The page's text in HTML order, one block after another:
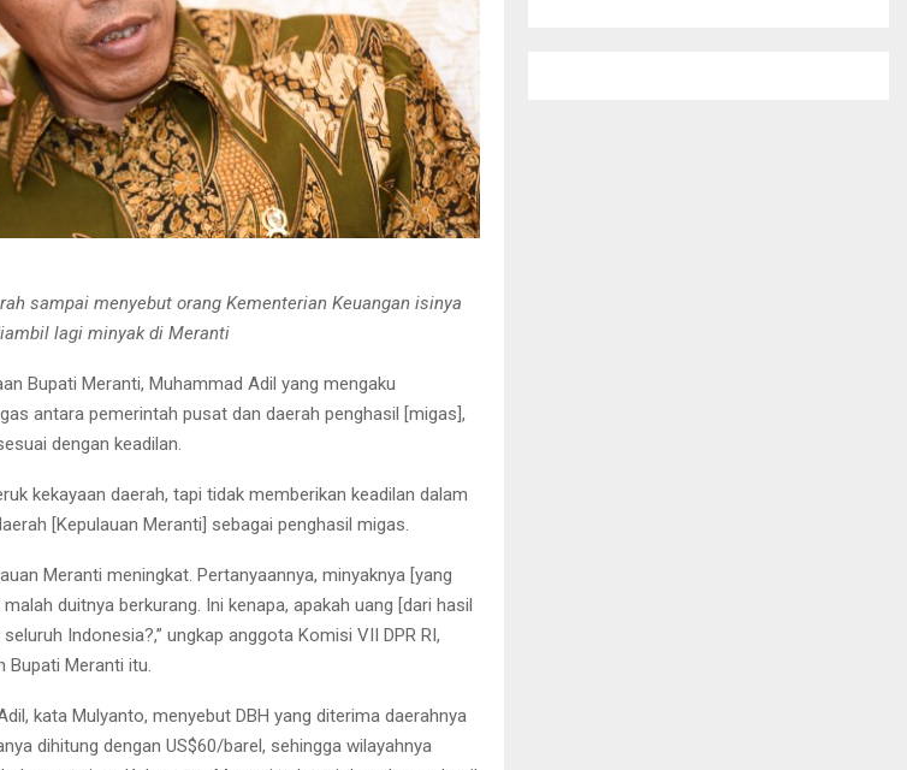
sampai menyebut orang Kementerian Keuangan isinya
lagi minyak di Meranti
Bupati Meranti, Muhammad Adil yang mengaku
antara pemerintah pusat dan daerah penghasil [migas],
dengan keadilan.
kekayaan daerah, tapi tidak memberikan keadilan dalam
[Kepulauan Meranti] sebagai penghasil migas.
Meranti meningkat. Pertanyaannya, minyaknya [yang
duitnya berkurang. Ini kenapa, apakah uang [dari hasil
Indonesia?,” ungkap anggota Komisi VII DPR RI,
Bupati Meranti itu.
kata Mulyanto, menyebut DBH yang diterima daerahnya
dihitung dengan US$60/barel, sehingga wilayahnya